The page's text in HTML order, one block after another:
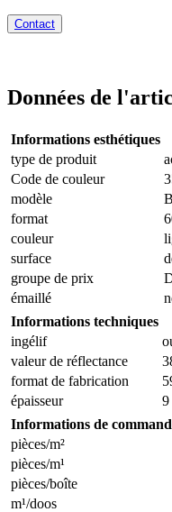
Contact
Données de
Informations esthétiques
type de produit
Code de couleur
modèle
format
couleur
surface
groupe de prix
émaillé
Informations techniques
ingélif
valeur de réflectance
format de fabrication
épaisseur
9
Informations de
pièces/m²
pièces/m¹
pièces/boîte
m¹/doos